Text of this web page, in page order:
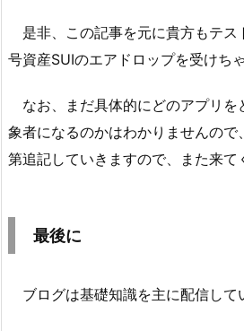
是非、この記事を元に貴方もテス
号資産SUIのエアドロップを受けち
なお、まだ具体的にどのアプリを
象者になるのかはわかりませんので
第追記していきますので、また来て
最後に
ブログは基礎知識を主に配信して